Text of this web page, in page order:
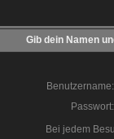
Gib dein Namen
Benutzername:
Passwort:
Bei jedem